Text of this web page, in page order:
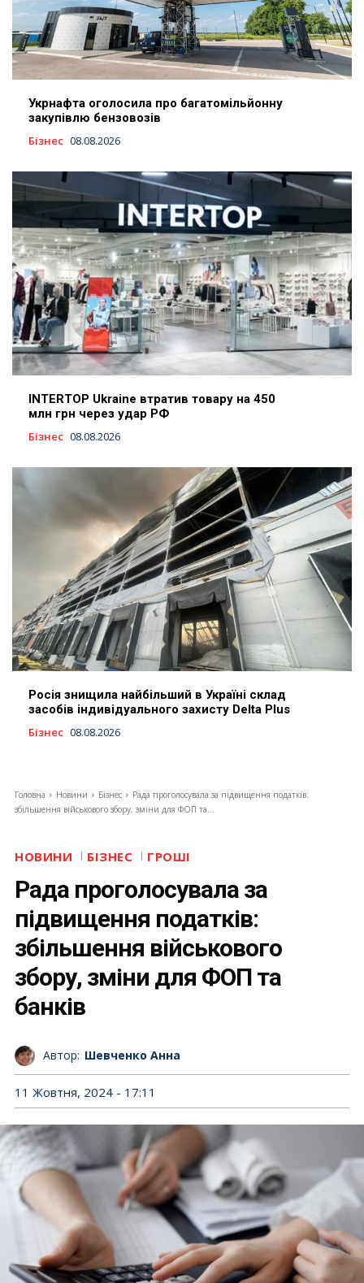
Укрнафта оголосила про багатомільйонну
закупівлю бензовозів
Бізнес 08.08.2026
INTERTOP Ukraine втратив товару на 450
млн грн через удар РФ
Бізнес 08.08.2026
Росія знищила найбільший в Україні склад
засобів індивідуального захисту Delta Plus
Бізнес 08.08.2026